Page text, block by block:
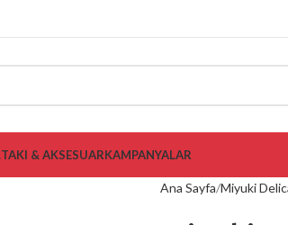
TAKI & AKSESUARKAMPANYALAR
Ana Sayfa Miyuki